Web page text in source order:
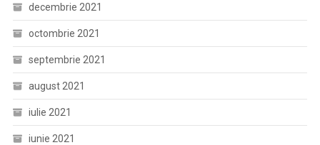
decembrie 2021
octombrie 2021
septembrie 2021
august 2021
iulie 2021
iunie 2021